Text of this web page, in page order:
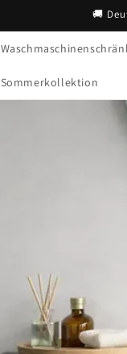
🚚
Sommerkollektion